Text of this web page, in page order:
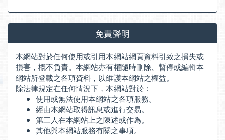
免責聲明
本網站對於任何使用或引用本網站網頁資料引致之損失或
損害，概不負責。本網站亦有權隨時刪除、暫停或編輯本
網站所登載之各項資料，以維護本網站之權益。
除法律規定在任何情況下，本網站對於：
使用或無法使用本網站之各項服務。
經由本網站取得訊息或進行交易。
第三人在本網站上之陳述或作為。
其他與本網站服務有關之事項。